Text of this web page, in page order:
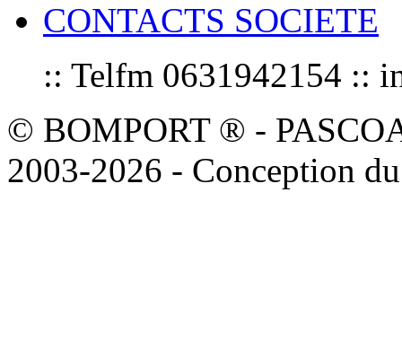
CONTACTS SOCIETE
:: Telfm 0631942154 ::
© BOMPORT ® -
2003-2026 - Conception